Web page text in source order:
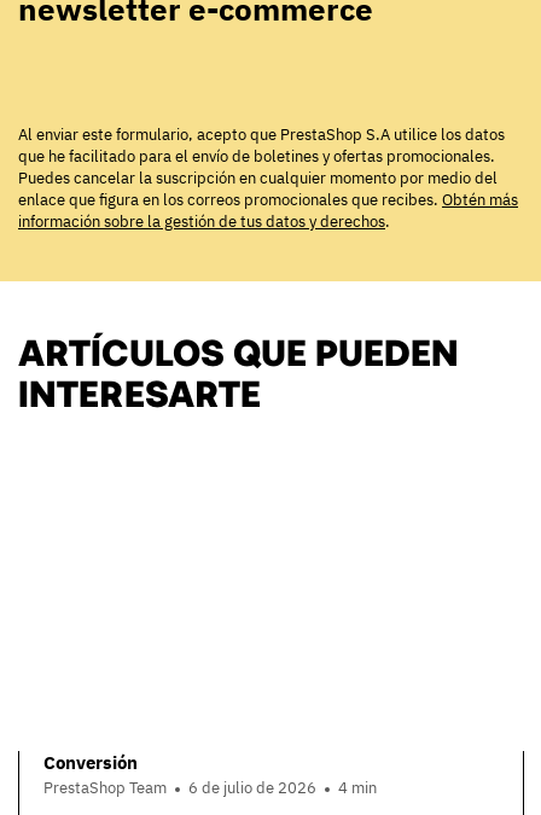
newsletter e-commerce
Al enviar este formulario, acepto que PrestaShop S.A utilice los datos
que he facilitado para el envío de boletines y ofertas promocionales.
Puedes cancelar la suscripción en cualquier momento por medio del
enlace que figura en los correos promocionales que recibes. Obtén más
información sobre la gestión de tus datos y derechos.
ARTÍCULOS QUE PUEDEN
INTERESARTE
Conversión
PrestaShop Team 6 de julio de 2026 4 min